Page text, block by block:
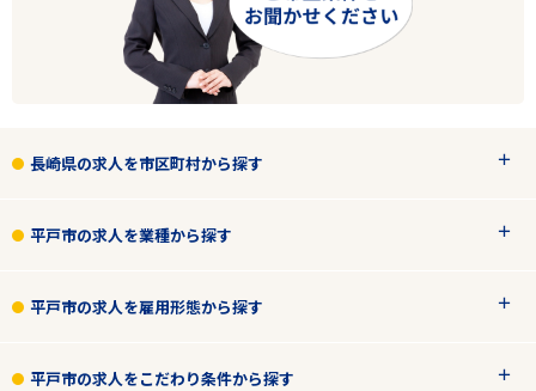
フリーワード
2
長崎県の求人を市区町村から探す
平戸市の求人を業種から探す
平戸市の求人を雇用形態から探す
平戸市の求人をこだわり条件から探す